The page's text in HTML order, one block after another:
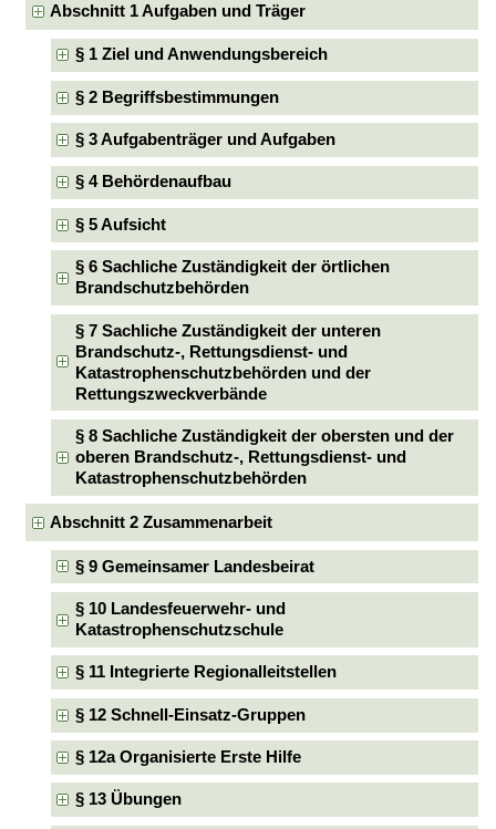
Abschnitt 1 Aufgaben und Träger
§ 1 Ziel und Anwendungsbereich
§ 2 Begriffsbestimmungen
§ 3 Aufgabenträger und Aufgaben
§ 4 Behördenaufbau
§ 5 Aufsicht
§ 6 Sachliche Zuständigkeit der örtlichen
Brandschutzbehörden
§ 7 Sachliche Zuständigkeit der unteren
Brandschutz-, Rettungsdienst- und
Katastrophenschutzbehörden und der
Rettungszweckverbände
§ 8 Sachliche Zuständigkeit der obersten und der
oberen Brandschutz-, Rettungsdienst- und
Katastrophenschutzbehörden
Abschnitt 2 Zusammenarbeit
§ 9 Gemeinsamer Landesbeirat
§ 10 Landesfeuerwehr- und
Katastrophenschutzschule
§ 11 Integrierte Regionalleitstellen
§ 12 Schnell-Einsatz-Gruppen
§ 12a Organisierte Erste Hilfe
§ 13 Übungen